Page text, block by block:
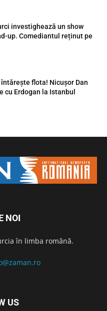
investighează un show
up. Comediantul reținut pe
flota! Nicușor Dan
cu Erdogan la Istanbul
NOI
în limba română.
US